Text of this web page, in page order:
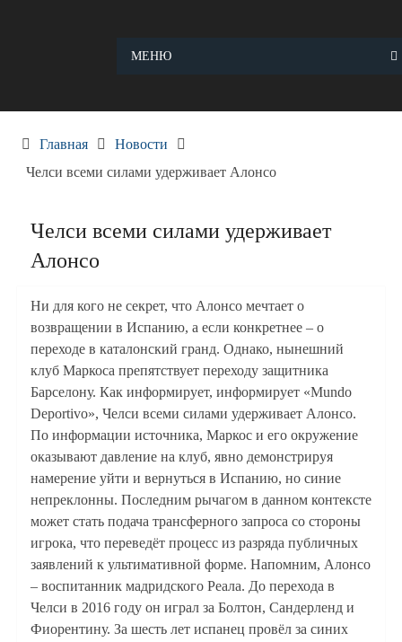
МЕНЮ
Главная
Новости
Челси всеми силами удерживает Алонсо
Челси всеми силами удерживает
Алонсо
Ни для кого не секрет, что Алонсо мечтает о
возвращении в Испанию, а если конкретнее – о
переходе в каталонский гранд. Однако, нынешний
клуб Маркоса препятствует переходу защитника
Барселону. Как информирует, информирует «Mundo
Deportivo», Челси всеми силами удерживает Алонсо.
По информации источника, Маркос и его окружение
оказывают давление на клуб, явно демонстрируя
намерение уйти и вернуться в Испанию, но синие
непреклонны. Последним рычагом в данном контексте
может стать подача трансферного запроса со стороны
игрока, что переведёт процесс из разряда публичных
заявлений к ультимативной форме. Напомним, Алонсо
– воспитанник мадридского Реала. До перехода в
Челси в 2016 году он играл за Болтон, Сандерленд и
Фиорентину. За шесть лет испанец провёл за синих